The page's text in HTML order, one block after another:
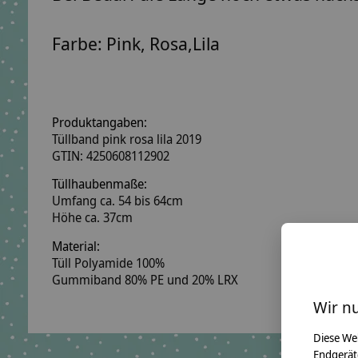
Farbe: Pink, Rosa,Lila
Produktangaben:
Tüllband pink rosa lila 2019
GTIN: 4250608112902
Tüllhaubenmaße:
Umfang ca. 54 bis 64cm
Höhe ca. 37cm
Material:
Tüll Polyamide 100%
Gummiband 80% PE und 20% LRX
Wir
Diese